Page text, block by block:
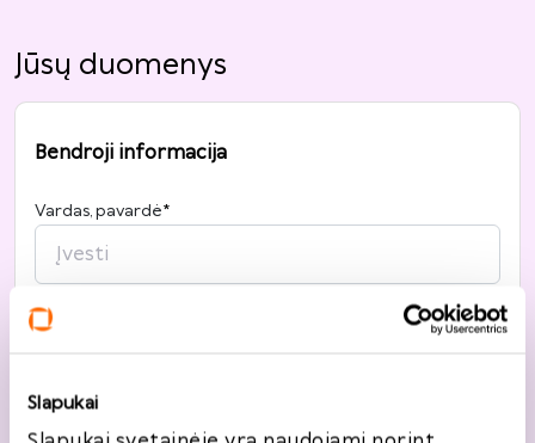
Slapukai
Jūsų duomenys
Bendroji informacija
Vardas, pavardė*
Telefonas